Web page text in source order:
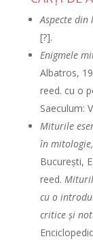
Aspecte
[?].
Enigmele
Albatros,
reed. cu o
Saeculum:
Miturile
în
Bucureşti,
reed.
cu o
critice şi